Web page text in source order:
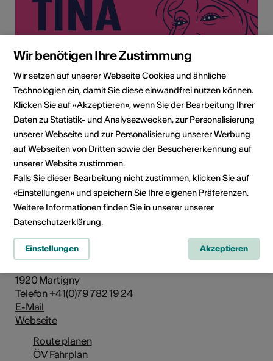
Institution / Organisation
Festival Gospel Air Martigny
Association Gospel Air Martigny
1920 Martigny
Telefon +41(0)79 782 19 24
E-Mail
Webseite
Route planen
ÖV Fahrplan
Wir benötigen Ihre Zustimmung
Wir setzen auf unserer Webseite Cookies und ähnliche
Technologien ein, damit Sie diese einwandfrei nutzen können.
Klicken Sie auf «Akzeptieren», wenn Sie der Bearbeitung Ihrer
Daten zu Statistik- und Analysezwecken, zur Personalisierung
unserer Webseite und zur Personalisierung unserer Werbung
auf Webseiten von Dritten sowie der Besuchererkennung auf
unserer Website zustimmen.
Falls Sie dieser Bearbeitung nicht zustimmen, klicken Sie auf
«Einstellungen» und speichern Sie Ihre eigenen Präferenzen.
Weitere Informationen finden Sie in unserer unserer
Datenschutzerklärung.
Einstellungen Akzeptieren